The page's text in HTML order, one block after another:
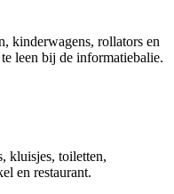
kinderwagens, rollators en
leen bij de informatiebalie.
kluisjes, toiletten,
en restaurant.